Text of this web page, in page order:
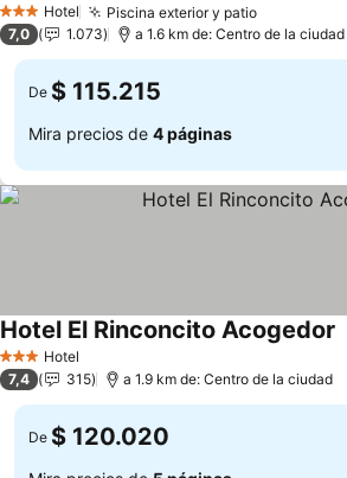
3 Estrellas
Hotel Piscina exterior y patioVer precios
7,0 1.073 a 1.6 km de: Centro de la ciudad
De $ 115.215
Mira precios de 4 páginas
3 Estrellas
Hotel
Hotel El Rinconcito Acogedor
7,4 315 a 1.9 km de: Centro de la ciudad
De $ 120.020